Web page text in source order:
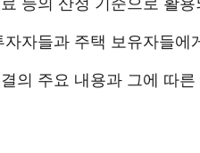
자들과 주택 보유자들
의 주요 내용과 그에 따